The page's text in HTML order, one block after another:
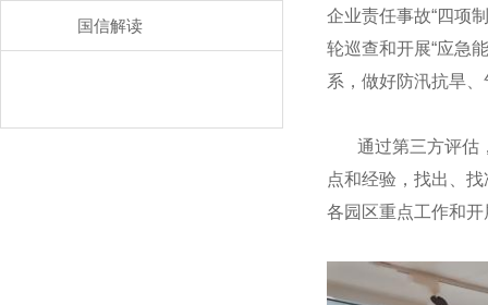
国信解读
企业责任事故“四项
轮巡查和开展“应急
系，做好防汛抗旱
通过第三方评估，
点和经验，找出、
各园区重点工作和